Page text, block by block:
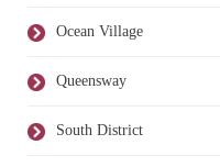
Ocean Village
Queensway
South District